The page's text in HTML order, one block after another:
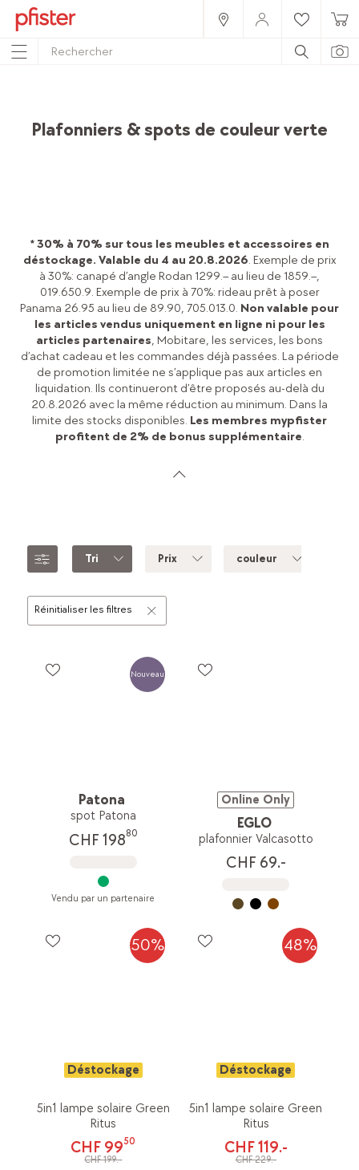
Plafonniers & spots de couleur verte
* 30% à 70% sur tous les meubles et accessoires en
déstockage. Valable du 4 au 20.8.2026. Exemple de prix
à 30%: canapé d’angle Rodan 1299.– au lieu de 1859.–,
019.650.9. Exemple de prix à 70%: rideau prêt à poser
Panama 26.95 au lieu de 89.90, 705.013.0. Non valable pour
les articles vendus uniquement en ligne ni pour les
articles partenaires, Mobitare, les services, les bons
d’achat cadeau et les commandes déjà passées. La période
de promotion limitée ne s’applique pas aux articles en
liquidation. Ils continueront d’être proposés au-delà du
20.8.2026 avec la même réduction au minimum. Dans la
limite des stocks disponibles. Les membres mypfister
profitent de 2% de bonus supplémentaire.
Tri Prix couleur
Réinitialiser les filtres
Nouveau
Patona
spot Patona
CHF 19880
Vendu par un partenaire
Online Only
EGLO
plafonnier Valcasotto
CHF 69.-
50%
Déstockage
5in1 lampe solaire Green
Ritus
CHF 9950
CHF 199.-
48%
Déstockage
5in1 lampe solaire Green
Ritus
CHF 119.-
CHF 229.-